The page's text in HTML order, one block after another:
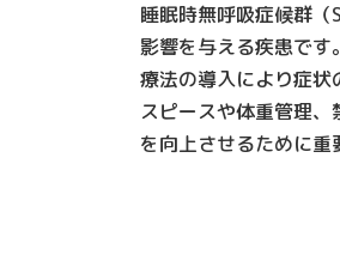
睡眠時無呼吸症候群
影響を与える疾患で
療法の導入により症状
スピースや体重管理
を向上させるために重